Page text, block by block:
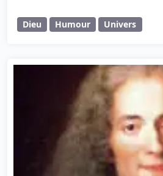
Dieu Humour Univers